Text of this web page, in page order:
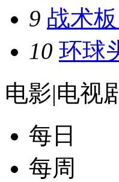
9 战术
10 环球
电影|电视
每日
每周